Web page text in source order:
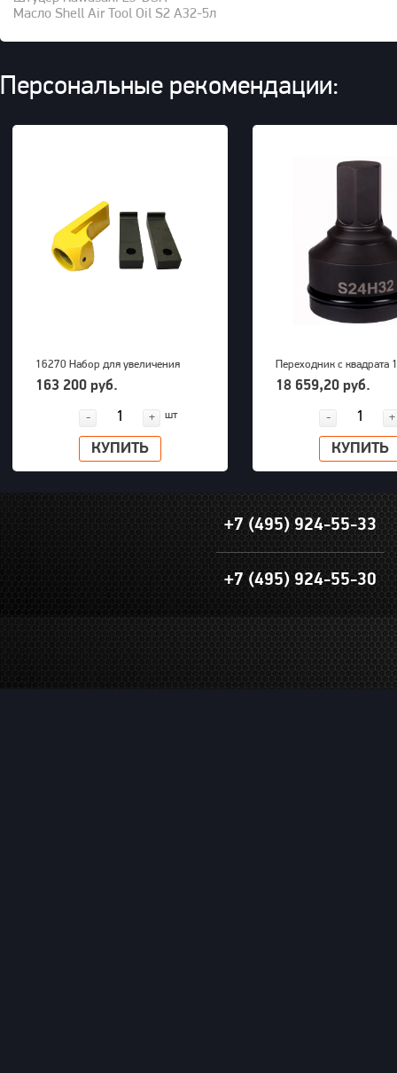
Масло Shell Air Tool Oil S2 A32-5л
Персональные рекомендации:
16270 Набор для увеличения
радиуса снятия покрышек для
163 200 руб.
- + шт
КУПИТЬ
Переходник с квадрата
внешний шестигранник
18 659,20 руб.
- +
КУПИТЬ
+7 (495) 924-55-33
+7 (495) 924-55-30